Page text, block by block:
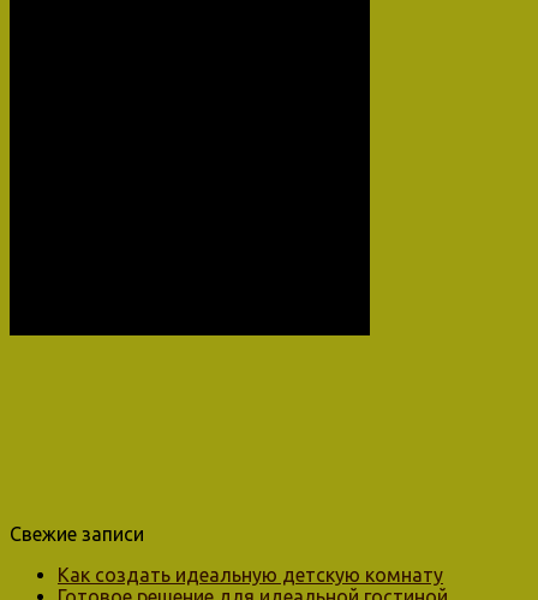
Свежие записи
Как создать идеальную детскую комнату